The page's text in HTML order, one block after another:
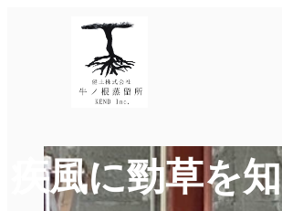
疾風に勁草を